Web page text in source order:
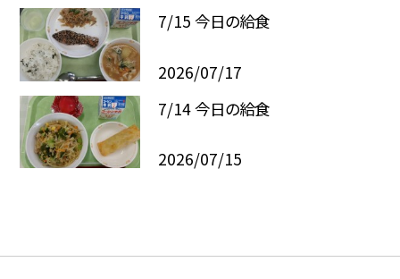
7/15 今日の給食
2026/07/17
7/14 今日の給食
2026/07/15